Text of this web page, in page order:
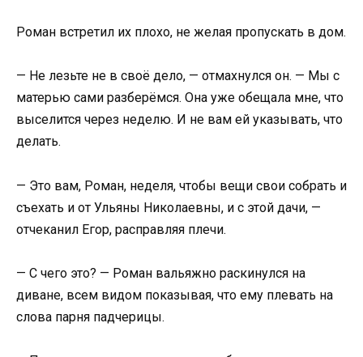
Роман встретил их плохо, не желая пропускать в дом.
— Не лезьте не в своё дело, — отмахнулся он. — Мы с
матерью сами разберёмся. Она уже обещала мне, что
выселится через неделю. И не вам ей указывать, что
делать.
— Это вам, Роман, неделя, чтобы вещи свои собрать и
съехать и от Ульяны Николаевны, и с этой дачи, —
отчеканил Егор, расправляя плечи.
— С чего это? — Роман вальяжно раскинулся на
диване, всем видом показывая, что ему плевать на
слова парня падчерицы.